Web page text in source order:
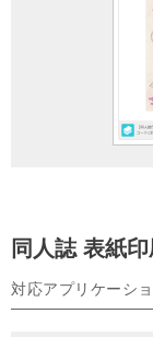
同人誌 表紙印
対応アプリケーシ